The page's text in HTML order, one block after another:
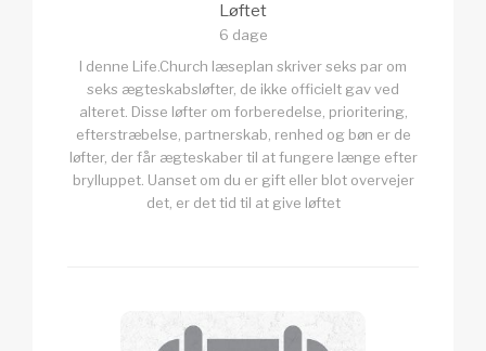
Løftet
6 dage
I denne Life.Church læseplan skriver seks par om
seks ægteskabsløfter, de ikke officielt gav ved
alteret. Disse løfter om forberedelse, prioritering,
efterstræbelse, partnerskab, renhed og bøn er de
løfter, der får ægteskaber til at fungere længe efter
brylluppet. Uanset om du er gift eller blot overvejer
det, er det tid til at give løftet